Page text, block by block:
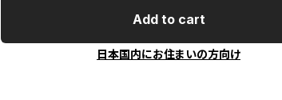
Add to cart
日本国内にお住まいの方向け